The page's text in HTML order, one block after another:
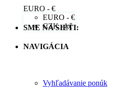
EURO - €
EURO - €
CZK - kč
SME NA SIETI:
NAVIGÁCIA
Vyhľadávanie ponúk